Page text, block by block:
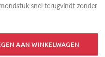
snel terugvindt zonder
AAN WINKELWAGEN